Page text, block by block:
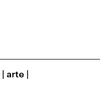
| arte |